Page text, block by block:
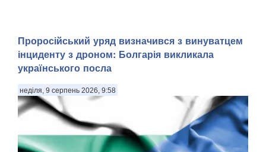
Проросійський уряд визначився з винуватцем
інциденту з дроном: Болгарія викликала
українського посла
неділя, 9 серпень 2026, 9:58